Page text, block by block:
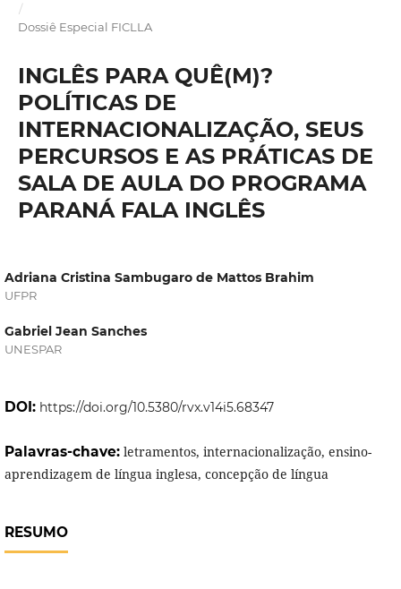
/
Dossiê Especial FICLLA
INGLÊS PARA QUÊ(M)?
POLÍTICAS DE
INTERNACIONALIZAÇÃO, SEUS
PERCURSOS E AS PRÁTICAS DE
SALA DE AULA DO PROGRAMA
PARANÁ FALA INGLÊS
Adriana Cristina Sambugaro de Mattos Brahim
UFPR
Gabriel Jean Sanches
UNESPAR
DOI: https://doi.org/10.5380/rvx.v14i5.68347
Palavras-chave: letramentos, internacionalização, ensino-
aprendizagem de língua inglesa, concepção de língua
RESUMO